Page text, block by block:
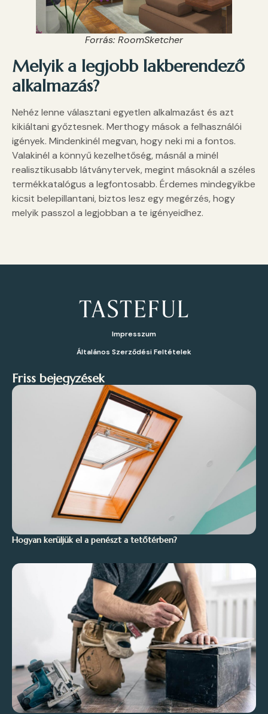
Forrás: RoomSketcher
Melyik a legjobb lakberendező
alkalmazás?
Nehéz lenne választani egyetlen alkalmazást és azt
kikiáltani győztesnek. Merthogy mások a felhasználói
igények. Mindenkinél megvan, hogy neki mi a fontos.
Valakinél a könnyű kezelhetőség, másnál a minél
realisztikusabb látványtervek, megint másoknál a széles
termékkatalógus a legfontosabb. Érdemes mindegyikbe
kicsit belepillantani, biztos lesz egy megérzés, hogy
melyik passzol a legjobban a te igényeidhez.
Impresszum
Általános Szerződési Feltételek
Friss bejegyzések
Hogyan kerüljük el a penészt a tetőtérben?